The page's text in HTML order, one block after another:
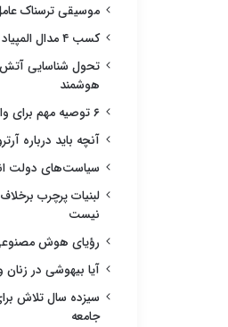
موسیقی ترسناک
کسب ۴ مدال المپیاد جهانی هوش مصنوعی برای ایران
تحول شناسایی
هوشمند
۶ توصیه مهم برای والدین پیش از بازگشایی مدارس
آنچه باید درباره
سیاست‌های دولت
لبنیات پرچرب
نیست
رؤیای هوش
آیا بیهوشی در
سیزده سال تلاش
جامعه